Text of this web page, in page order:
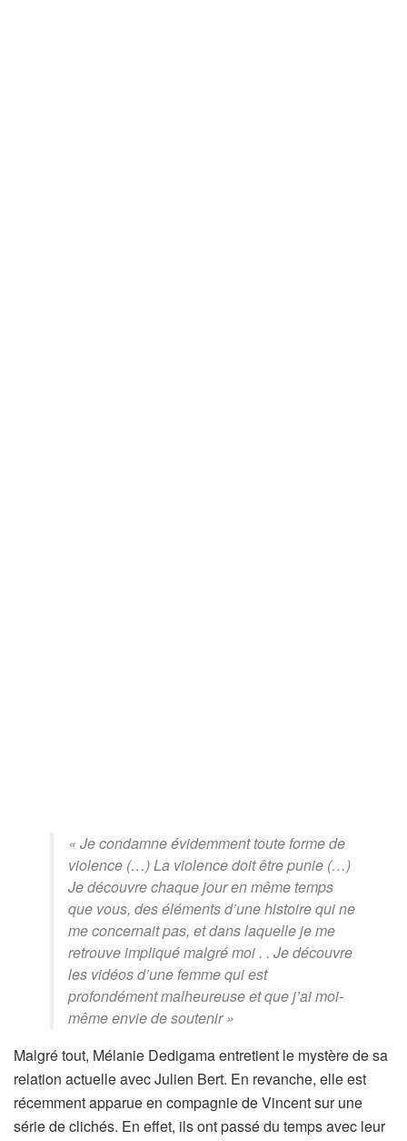
« Je condamne évidemment toute forme de
violence (…) La violence doit être punie (…)
Je découvre chaque jour en même temps
que vous, des éléments d’une histoire qui ne
me concernait pas, et dans laquelle je me
retrouve impliqué malgré moi . . Je découvre
les vidéos d’une femme qui est
profondément malheureuse et que j’ai moi-
même envie de soutenir »
Malgré tout, Mélanie Dedigama entretient le mystère de sa
relation actuelle avec Julien Bert. En revanche, elle est
récemment apparue en compagnie de Vincent sur une
série de clichés. En effet, ils ont passé du temps avec leur